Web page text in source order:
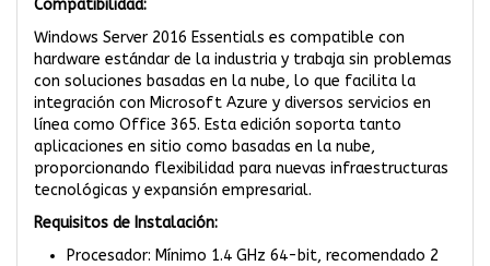
Compatibilidad:
Windows Server 2016 Essentials es compatible con
hardware estándar de la industria y trabaja sin problemas
con soluciones basadas en la nube, lo que facilita la
integración con Microsoft Azure y diversos servicios en
línea como Office 365. Esta edición soporta tanto
aplicaciones en sitio como basadas en la nube,
proporcionando flexibilidad para nuevas infraestructuras
tecnológicas y expansión empresarial.
Requisitos de Instalación:
Procesador: Mínimo 1.4 GHz 64-bit, recomendado 2